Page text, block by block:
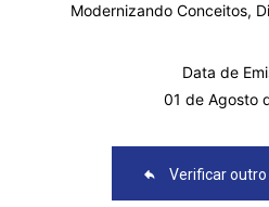
Modernizando Conceitos,
Data de
01 de Agosto
Verificar